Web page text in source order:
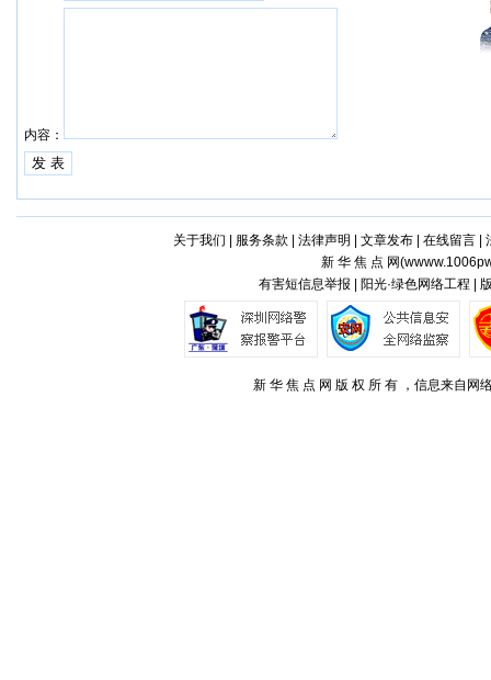
内容：
关于我们 服务条款 法律声明 文章发布| 在线留言|
新 华 焦 点 网(
有害短信息举报 | 阳光·绿色网络工程 |
新 华 焦 点 网 版 权 所 有 ，信息来自网